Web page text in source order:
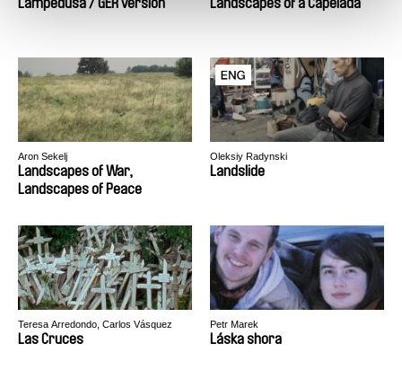
Lampedusa / GER version Landscapes of a Capelada
Aron Sekelj
Landscapes of War,
Landscapes of Peace
Oleksiy Radynski
Landslide
Teresa Arredondo, Carlos Vásquez
Méndez
Las Cruces
Petr Marek
Láska shora